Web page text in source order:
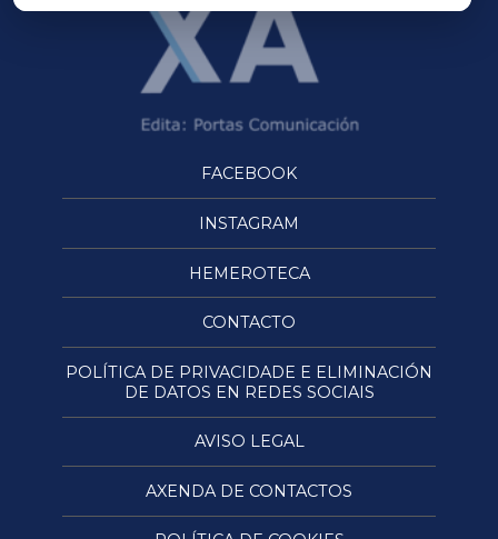
FACEBOOK
INSTAGRAM
HEMEROTECA
CONTACTO
POLÍTICA DE PRIVACIDADE E ELIMINACIÓN
DE DATOS EN REDES SOCIAIS
AVISO LEGAL
AXENDA DE CONTACTOS